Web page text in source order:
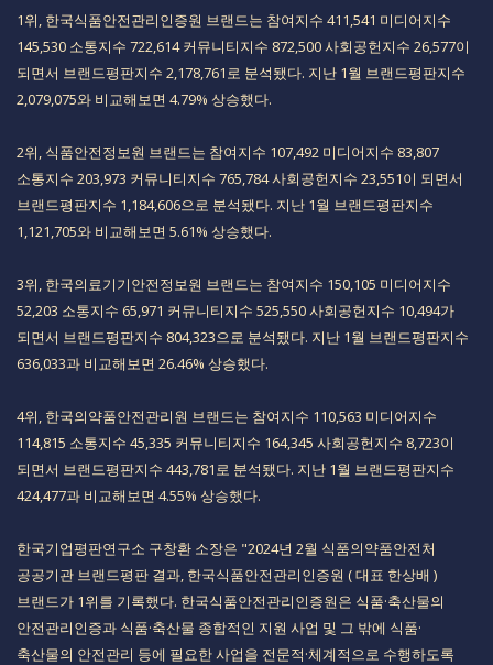
​1위, 한국식품안전관리인증원 브랜드는 참여지수 411,541 미디어지수
145,530 소통지수 722,614 커뮤니티지수 872,500 사회공헌지수 26,577이
되면서 브랜드평판지수 2,178,761로 분석됐다. 지난 1월 브랜드평판지수
2,079,075와 비교해보면 4.79% 상승했다.​
​2위, 식품안전정보원 브랜드는 참여지수 107,492 미디어지수 83,807
소통지수 203,973 커뮤니티지수 765,784 사회공헌지수 23,551이 되면서
브랜드평판지수 1,184,606으로 분석됐다. 지난 1월 브랜드평판지수
1,121,705와 비교해보면 5.61% 상승했다.​
​3위, 한국의료기기안전정보원 브랜드는 참여지수 150,105 미디어지수
52,203 소통지수 65,971 커뮤니티지수 525,550 사회공헌지수 10,494가
되면서 브랜드평판지수 804,323으로 분석됐다. 지난 1월 브랜드평판지수
636,033과 비교해보면 26.46% 상승했다.​
​4위, 한국의약품안전관리원 브랜드는 참여지수 110,563 미디어지수
114,815 소통지수 45,335 커뮤니티지수 164,345 사회공헌지수 8,723이
되면서 브랜드평판지수 443,781로 분석됐다. 지난 1월 브랜드평판지수
424,477과 비교해보면 4.55% 상승했다.​
​​한국기업평판연구소 구창환 소장은 "2024년 2월 식품의약품안전처
공공기관 브랜드평판 결과, 한국식품안전관리인증원 ( 대표 한상배 ) ​​​
브랜드가 1위를 기록했다. 한국식품안전관리인증원은 식품·축산물의
안전관리인증과 식품·축산물 종합적인 지원 사업 및 그 밖에 식품·
축산물의 안전관리 등에 필요한 사업을 전문적·체계적으로 수행하도록